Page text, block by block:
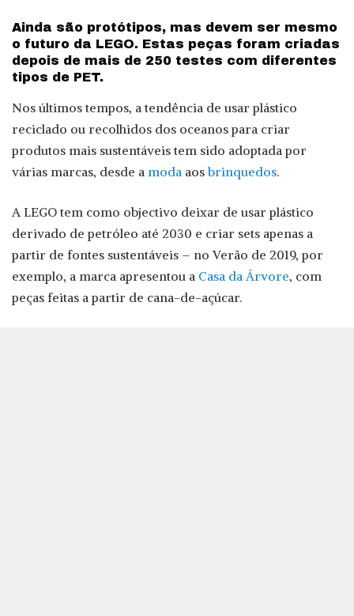
Ainda são protótipos, mas devem ser mesmo
o futuro da LEGO. Estas peças foram criadas
depois de mais de 250 testes com diferentes
tipos de PET.
Nos últimos tempos, a tendência de usar plástico
reciclado ou recolhidos dos oceanos para criar
produtos mais sustentáveis tem sido adoptada por
várias marcas, desde a moda aosbrinquedos.
A LEGO tem como objectivo deixar de usar plástico
derivado de petróleo até 2030 e criar sets apenas a
partir de fontes sustentáveis – no Verão de 2019, por
exemplo, a marca apresentou a Casa da Árvore, com
peças feitas a partir de cana-de-açúcar.